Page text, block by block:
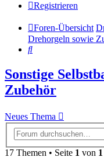
Registrieren
Foren-Übersicht
Drehorgeln sowie
Suche
Sonstige
Zubehör
Neues Thema
17 Themen • Seite 1 von 1